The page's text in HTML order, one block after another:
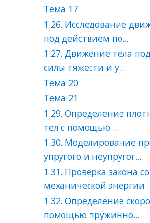
Тема 17
1.26. Исследование
под действием по...
1.27. Движение тела
силы тяжести и у...
Тема 20
Тема 21
1.29. Определение
тел c помощью ...
1.30. Моделирование
упругого и неупругог...
1.31. Проверка закона
механической энергии
1.32. Определение
помощью пружинно...